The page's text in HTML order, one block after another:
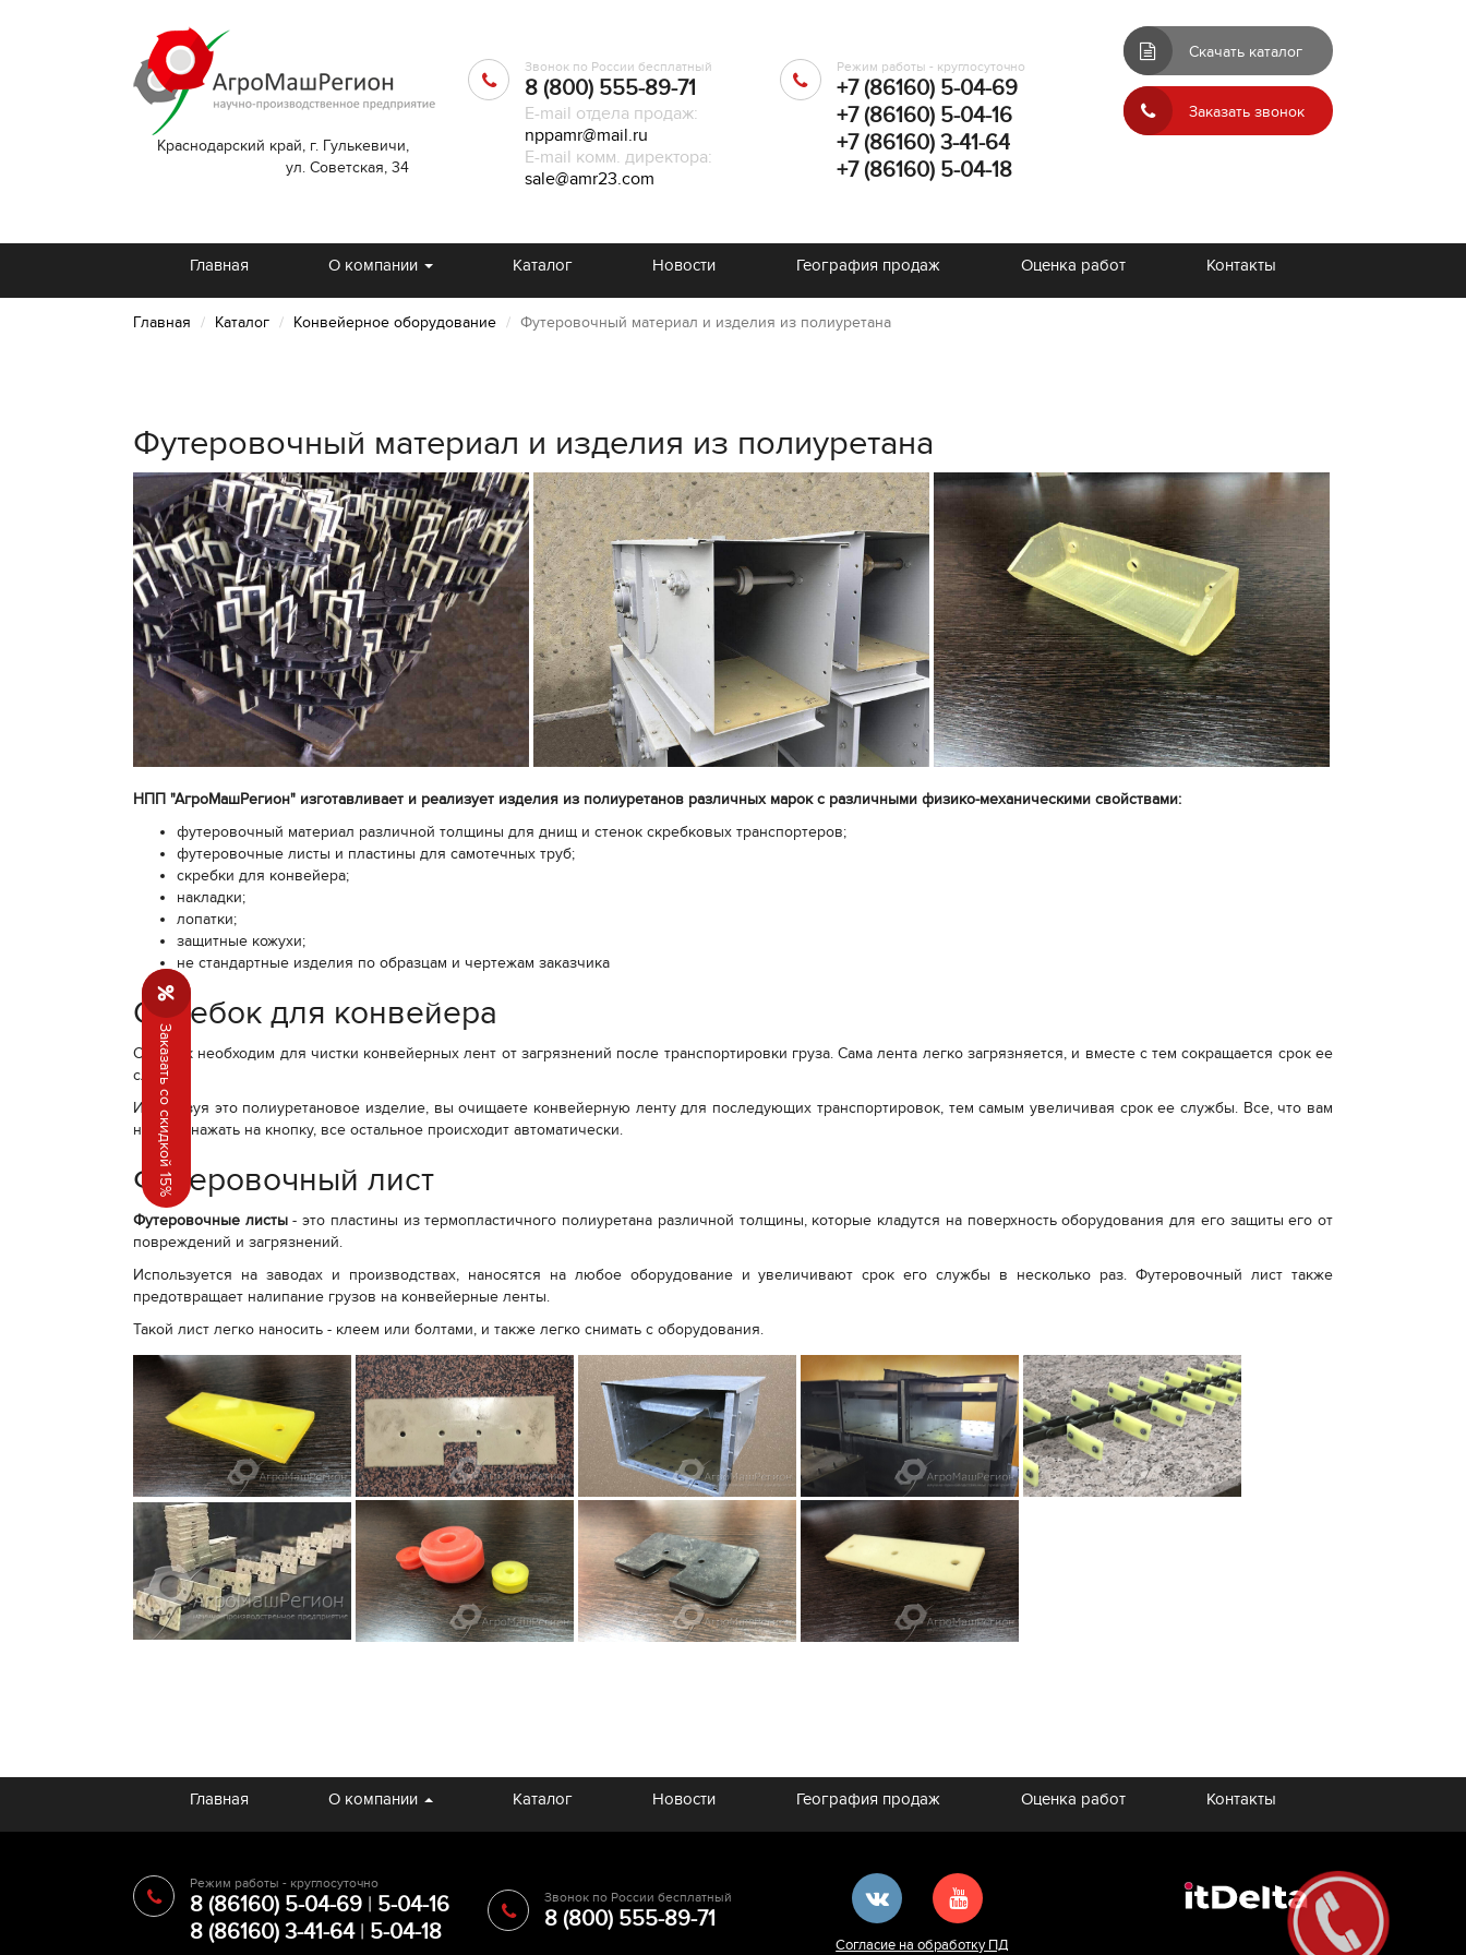
Краснодарский край, г. Гулькевичи,
ул. Советская, 34
Звонок по России бесплатный
8 (800) 555-89-71
E-mail отдела продаж:
nppamr@mail.ru
E-mail комм. директора:
sale@amr23.com
Режим работы - круглосуточно
+7 (86160) 5-04-69
+7 (86160) 5-04-16
+7 (86160) 3-41-64
+7 (86160) 5-04-18
Скачать каталог
Заказать звонок
Главная О компании Каталог Новости География продаж Оценка работ Контакты
Главная Каталог Конвейерное оборудование Футеровочный материал и изделия из полиуретана
Футеровочный материал и изделия из полиуретана
НПП "АгроМашРегион" изготавливает и реализует изделия из полиуретанов различных марок с различными физико-механическими свойствами:
футеровочный материал различной толщины для днищ и стенок скребковых транспортеров;
футеровочные листы и пластины для самотечных труб;
скребки для конвейера;
накладки;
лопатки;
защитные кожухи;
не стандартные изделия по образцам и чертежам заказчика
Скребок для конвейера
Скребок необходим для чистки конвейерных лент от загрязнений после транспортировки груза. Сама лента легко загрязняется, и вместе с тем сокращается срок ее
службы.
Используя это полиуретановое изделие, вы очищаете конвейерную ленту для последующих транспортировок, тем самым увеличивая срок ее службы. Все, что вам
нужно - нажать на кнопку, все остальное происходит автоматически.
Футеровочный лист
Футеровочные листы- это пластины из термопластичного полиуретана различной толщины, которые кладутся на поверхность оборудования для его защиты его от
повреждений и загрязнений.
Используется на заводах и производствах, наносятся на любое оборудование и увеличивают срок его службы в несколько раз. Футеровочный лист также
предотвращает налипание грузов на конвейерные ленты.
Такой лист легко наносить - клеем или болтами, и также легко снимать с оборудования.
Заказать со скидкой 15%
Главная О компании Каталог Новости География продаж Оценка работ Контакты
Режим работы - круглосуточно
8 (86160) 5-04-69 | 5-04-16
8 (86160) 3-41-64| 5-04-18
Звонок по России бесплатный
8 (800) 555-89-71
Согласие на обработку ПД